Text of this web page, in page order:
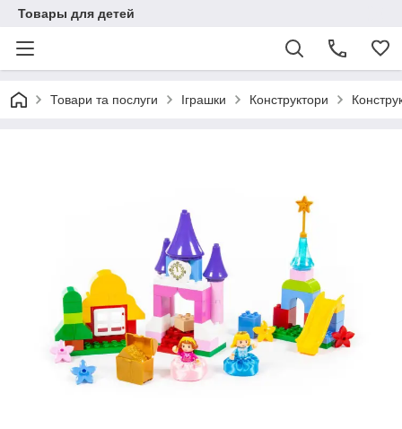
Товары для детей
Товари та послуги Іграшки Конструктори